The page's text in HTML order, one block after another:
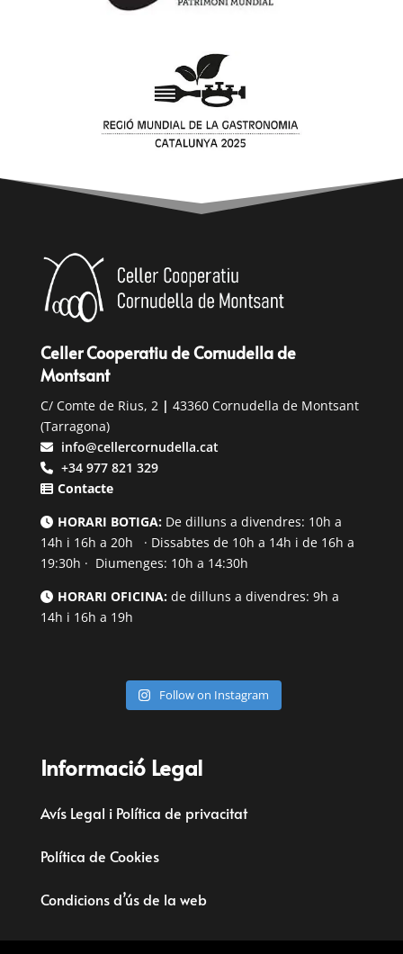
Celler Cooperatiu de Cornudella de
Montsant
C/ Comte de Rius, 2 | 43360 Cornudella de Montsant
(Tarragona)
info@cellercornudella.cat
+34 977 821 329
Contacte
HORARI BOTIGA:De dilluns a divendres: 10h a
14h i 16h a 20h · Dissabtes de 10h a 14h i de 16h a
19:30h · Diumenges: 10h a 14:30h
HORARI OFICINA:de dilluns a divendres: 9h a
14h i 16h a 19h
Follow on Instagram
Informació Legal
Avís Legal i Política de privacitat
Política de Cookies
Condicions d’ús de la web